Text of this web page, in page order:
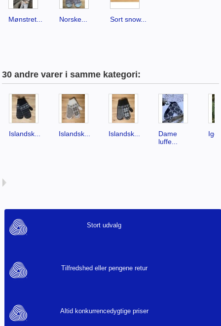
Mønstret... Norske... Sort snow...
30 andre varer i samme kategori:
Islandsk... Islandsk... Islandsk...
Dame
luffe...
Stort udvalg
Tilfredshed eller pengene retur
Altid konkurrencedygtige priser